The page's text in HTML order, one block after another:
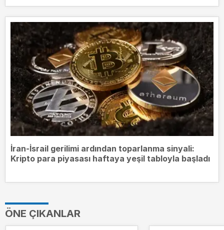
İran-İsrail gerilimi ardından toparlanma sinyali:
Kripto para piyasası haftaya yeşil tabloyla başladı
ÖNE ÇIKANLAR